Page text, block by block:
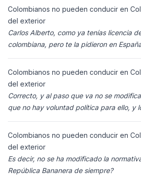
Colombianos no pueden conducir en
del exterior
Carlos Alberto, como ya tenías licencia
colombiana, pero te la pidieron en
Colombianos no pueden conducir en
del exterior
Correcto, y al paso que va no se
que no hay voluntad política para ello, y
Colombianos no pueden conducir en
del exterior
Es decir, no se ha modificado la
República Bananera de siempre?